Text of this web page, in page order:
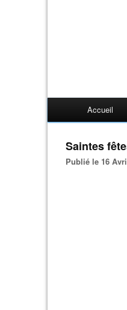
Accueil
Saintes
Publié le 16